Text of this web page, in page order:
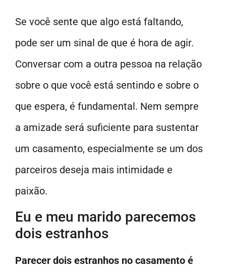
Se você sente que algo está faltando,
pode ser um sinal de que é hora de agir.
Conversar com a outra pessoa na relação
sobre o que você está sentindo e sobre o
que espera, é fundamental. Nem sempre
a amizade será suficiente para sustentar
um casamento, especialmente se um dos
parceiros deseja mais intimidade e
paixão.
Eu e meu marido parecemos
dois estranhos
Parecer dois estranhos no casamento é